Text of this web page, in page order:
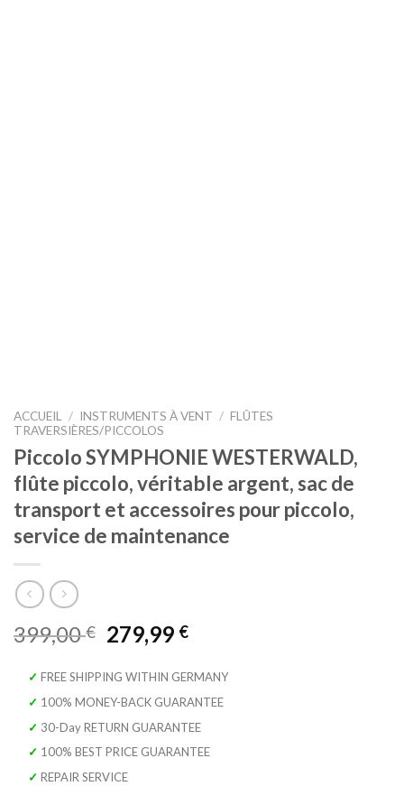
ACCUEIL / INSTRUMENTS À VENT / FLÛTES
TRAVERSIÈRES/PICCOLOS
Piccolo SYMPHONIE WESTERWALD,
flûte piccolo, véritable argent, sac de
transport et accessoires pour piccolo,
service de maintenance
399,00€ Le
initial
était :
399,00 €.
279,99 €Le
actuel
est :
279,99 €.
✓ FREE SHIPPING WITHIN GERMANY
✓ 100% MONEY-BACK GUARANTEE
✓ 30-Day RETURN GUARANTEE
✓ 100% BEST PRICE GUARANTEE
✓ REPAIR SERVICE